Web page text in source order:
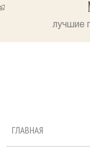
лучшие
ГЛАВНАЯ